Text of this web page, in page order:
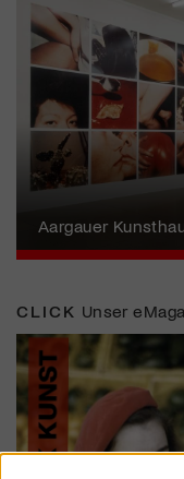
Künstlerin
Aargauer
Gewerbemuseum
Liste Art Fair Basel
Bündner
Künstler:innen
Junge Schweizer
Vögele Kultur
Nidwaldner
Haus für Kunst Uri
CLICK Unser